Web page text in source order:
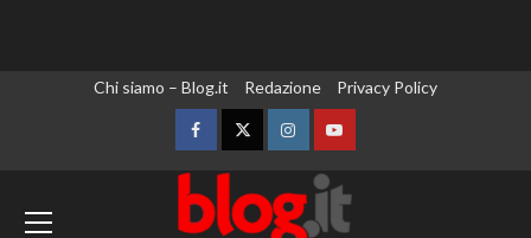
Chi siamo – Blog.it Redazione Privacy Policy
FacebookTwitterInstagramYouTube
frontiere per i viaggiatori in arrivo
dall’Italia. Il commissario Ue Brunner
Helena e Javier: fine dell’amore
dopo il Grande Fratello? Lui nega le
voci
Stefano De Martino trasforma